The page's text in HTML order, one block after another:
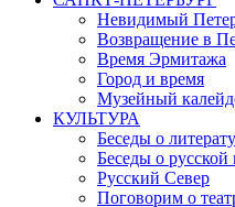
Невидимый
Возвращение в
Время Эрмитажа
Город и время
Музейный
КУЛЬТУРА
Беседы о
Беседы о русской
Русский Север
Поговорим о